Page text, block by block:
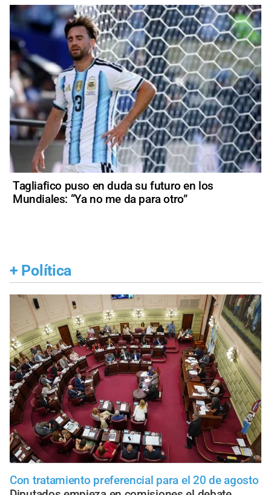
Tagliafico puso en duda su futuro en los
Mundiales: “Ya no me da para otro”
+ Política
Con tratamiento preferencial para el 20 de agosto